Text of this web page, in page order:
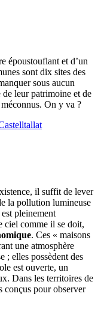
époustouflant et d’un
sont dix sites des
sous aucun
de leur patrimoine et de
On y va ?
il suffit de lever
la pollution lumineuse
pleinement
ciel comme il se doit,
. Ces « maisons
une atmosphère
; elles possèdent des
est ouverte, un
Dans les territoires de
conçus pour observer